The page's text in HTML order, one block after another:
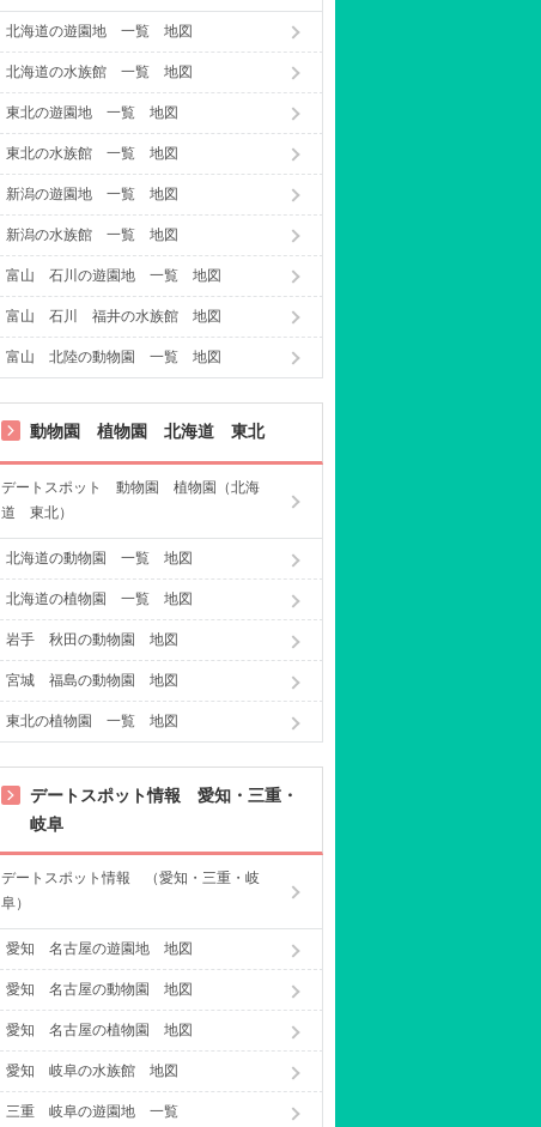
北海道の遊園地 一覧 地図
北海道の水族館 一覧 地図
東北の遊園地 一覧 地図
東北の水族館 一覧 地図
新潟の遊園地 一覧 地図
新潟の水族館 一覧 地図
富山 石川の遊園地 一覧 地図
富山 石川 福井の水族館 地図
富山 北陸の動物園 一覧 地図
動物園 植物園 北海道 東北
デートスポット 動物園 植物園（北海
道 東北）
北海道の動物園 一覧 地図
北海道の植物園 一覧 地図
岩手 秋田の動物園 地図
宮城 福島の動物園 地図
東北の植物園 一覧 地図
デートスポット情報 愛知・三重・
岐阜
デートスポット情報 （愛知・三重・岐
阜）
愛知 名古屋の遊園地 地図
愛知 名古屋の動物園 地図
愛知 名古屋の植物園 地図
愛知 岐阜の水族館 地図
三重 岐阜の遊園地 一覧